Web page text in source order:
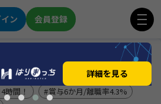
ン 会員登録
★
地元で長く働きたい方！！
時間！
賞与6か月/離職率4.3%
詳細を見る